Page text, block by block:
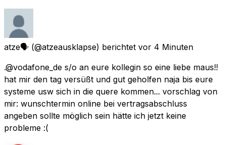
atze🗣️ (@atzeausklapse) berichtet vor 4 Minuten
.@vodafone_de s/o an eure kollegin so eine liebe maus!!
hat mir den tag versüßt und gut geholfen naja bis eure
systeme usw sich in die quere kommen... vorschlag von
mir: wunschtermin online bei vertragsabschluss
angeben sollte möglich sein hätte ich jetzt keine
probleme :(